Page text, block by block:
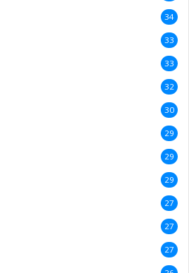
34
33
33
32
30
29
29
29
27
27
27